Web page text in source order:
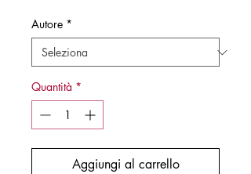
Autore *
Quantità *
Aggiungi al carrello